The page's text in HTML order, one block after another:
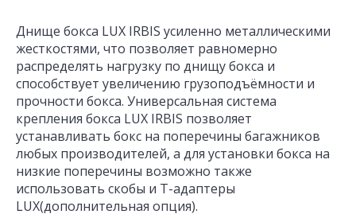
Днище бокса LUX IRBIS усиленно металлическими
жесткостями, что позволяет равномерно
распределять нагрузку по днищу бокса и
способствует увеличению грузоподъёмности и
прочности бокса. Универсальная система
крепления бокса LUX IRBIS позволяет
устанавливать бокс на поперечины багажников
любых производителей, а для установки бокса на
низкие поперечины возможно также
использовать скобы и Т-адаптеры
LUX(дополнительная опция).